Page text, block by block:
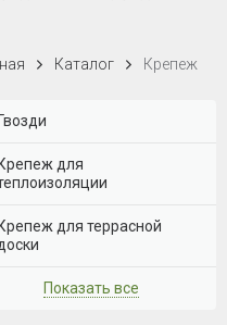
Каталог Крепеж
Гвозди
Крепеж для
Крепеж для террасной
Показать все